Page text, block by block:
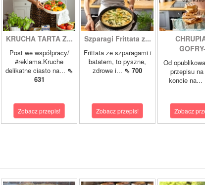
KRUCHA TARTA Z...
Post we współpracy/
#reklama.Kruche
delikatne ciasto na... ⇖
631
Zobacz przepis!
Szparagi Frittata z...
Frittata ze szparagami i
batatem, to pyszne,
zdrowe i... ⇖ 700
Zobacz przepis!
Od
przepisu
koncie na...
Zobacz